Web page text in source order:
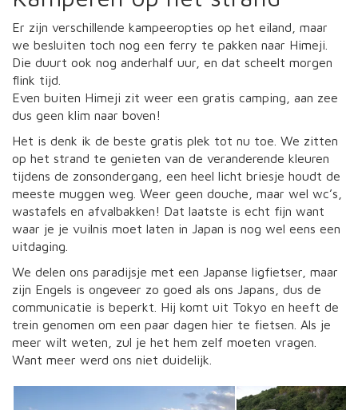
Er zijn verschillende kampeeropties op het eiland, maar
we besluiten toch nog een ferry te pakken naar Himeji.
Die duurt ook nog anderhalf uur, en dat scheelt morgen
flink tijd.
Even buiten Himeji zit weer een gratis camping, aan zee
dus geen klim naar boven!
Het is denk ik de beste gratis plek tot nu toe. We zitten
op het strand te genieten van de veranderende kleuren
tijdens de zonsondergang, een heel licht briesje houdt de
meeste muggen weg. Weer geen douche, maar wel wc’s,
wastafels en afvalbakken! Dat laatste is echt fijn want
waar je je vuilnis moet laten in Japan is nog wel eens een
uitdaging.
We delen ons paradijsje met een Japanse ligfietser, maar
zijn Engels is ongeveer zo goed als ons Japans, dus de
communicatie is beperkt. Hij komt uit Tokyo en heeft de
trein genomen om een paar dagen hier te fietsen. Als je
meer wilt weten, zul je het hem zelf moeten vragen.
Want meer werd ons niet duidelijk.